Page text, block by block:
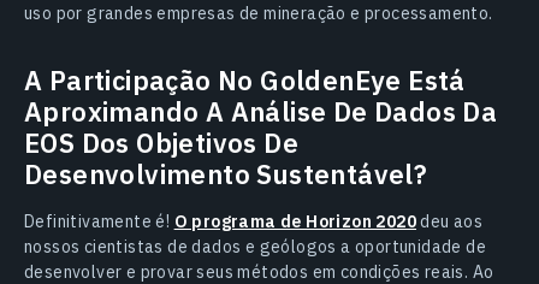
uso por grandes empresas de mineração e processamento.
A Participação No GoldenEye Está
Aproximando A Análise De Dados Da
EOS Dos Objetivos De
Desenvolvimento Sustentável?
Definitivamente é! O programa de Horizon 2020deu aos
nossos cientistas de dados e geólogos a oportunidade de
desenvolver e provar seus métodos em condições reais. Ao